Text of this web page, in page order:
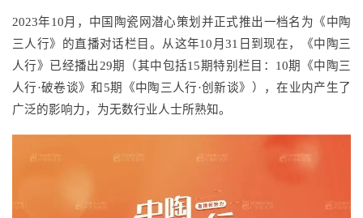
2023年10月，中国陶瓷网潜心策划并正式推出一档名为《中陶
三人行》的直播对话栏目。从这年10月31日到现在，《中陶三
人行》已经播出29期（其中包括15期特别栏目：10期《中陶三
人行·破卷谈》和5期《中陶三人行·创新谈》），在业内产生了
广泛的影响力，为无数行业人士所熟知。